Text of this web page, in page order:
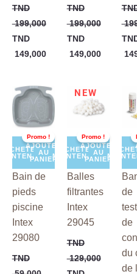
TND
199,000
TND
149,000
TND
199,000
TND
149,000
Promo !
ACHETER
MAINTENANT
AJOUTER
AU
PANIER
Bain de
pieds
piscine
Intex
29080
TND
Le
prix
initial
était :
TND
59,000.
Le
prix
actuel
est :
TND
55,000.
NEW
Promo !
ACHETER
MAINTENANT
AJOUTER
AU
PANIER
Balles
filtrantes
Intex
29045
TND
129,000
Le
initial
TND
129,000.
Le
prix
actuel
TND
89,000.
de
de
du
de
prix